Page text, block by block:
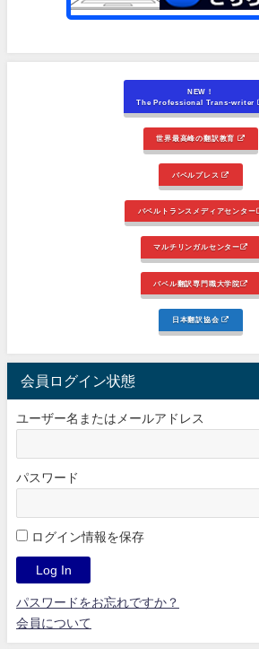
NEW！
The Professional Trans-writer
世界最高峰の翻訳教育
バベルプレス
バベルトランスメディアセンター
マルチリンガルセンター
バベル翻訳専門職大学院
日本翻訳協会
会員ログイン状態
ユーザー名またはメールアドレス
パスワード
ログイン情報を保存
パスワードをお忘れですか？
会員について